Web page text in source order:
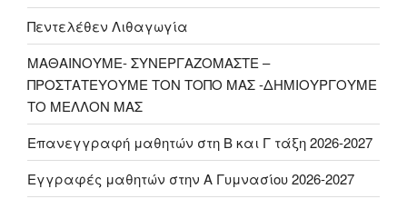
Πεντελέθεν Λιθαγωγία
ΜΑΘΑΙΝΟΥΜΕ- ΣΥΝΕΡΓΑΖΟΜΑΣΤΕ –
ΠΡΟΣΤΑΤΕΥΟΥΜΕ ΤΟΝ ΤΟΠΟ ΜΑΣ -ΔΗΜΙΟΥΡΓΟΥΜΕ
ΤΟ ΜΕΛΛΟΝ ΜΑΣ
Επανεγγραφή μαθητών στη Β και Γ τάξη 2026-2027
Εγγραφές μαθητών στην Α Γυμνασίου 2026-2027